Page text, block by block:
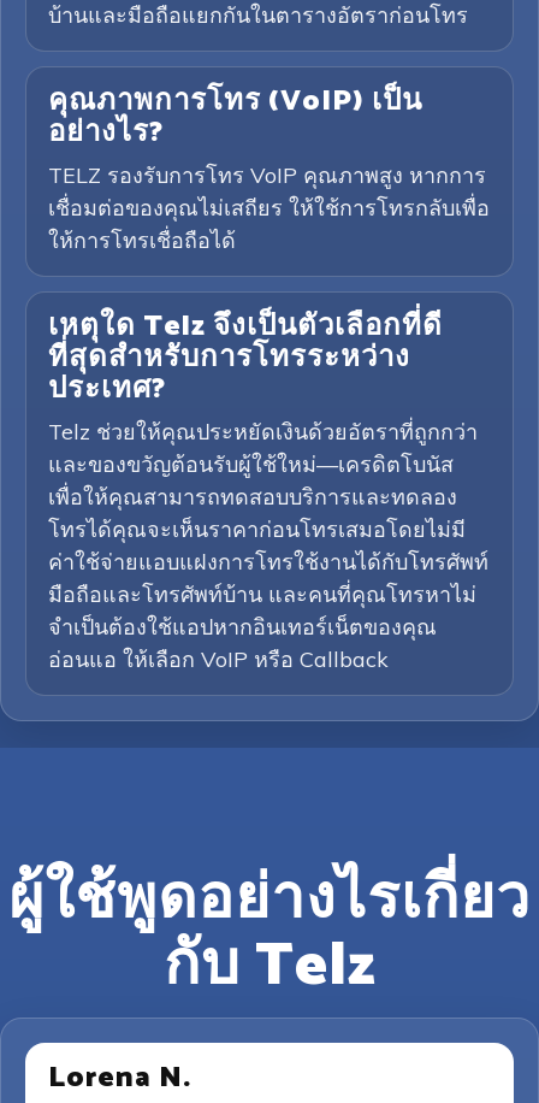
บ้านและมือถือแยกกันในตารางอัตราก่อนโทร
คุณภาพการโทร (VoIP) เป็น
อย่างไร?
TELZ รองรับการโทร VoIP คุณภาพสูง หากการ
เชื่อมต่อของคุณไม่เสถียร ให้ใช้การโทรกลับเพื่อ
ให้การโทรเชื่อถือได้
เหตุใด Telz จึงเป็นตัวเลือกที่ดี
ที่สุดสำหรับการโทรระหว่าง
ประเทศ?
Telz ช่วยให้คุณประหยัดเงินด้วยอัตราที่ถูกกว่า
และของขวัญต้อนรับผู้ใช้ใหม่—เครดิตโบนัส
เพื่อให้คุณสามารถทดสอบบริการและทดลอง
โทรได้คุณจะเห็นราคาก่อนโทรเสมอโดยไม่มี
ค่าใช้จ่ายแอบแฝงการโทรใช้งานได้กับโทรศัพท์
มือถือและโทรศัพท์บ้าน และคนที่คุณโทรหาไม่
จำเป็นต้องใช้แอปหากอินเทอร์เน็ตของคุณ
อ่อนแอ ให้เลือก VoIP หรือ Callback
ผู้ใช้พูดอย่างไรเกี่ยว
กับ Telz
Lorena N.